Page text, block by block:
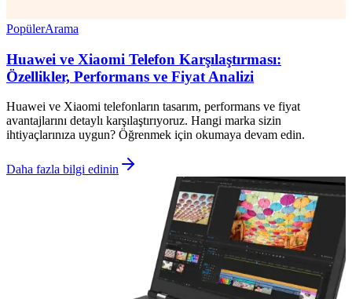
PopülerArama
Huawei ve Xiaomi Telefon Karşılaştırması:
Özellikler, Performans ve Fiyat Analizi
Huawei ve Xiaomi telefonların tasarım, performans ve fiyat
avantajlarını detaylı karşılaştırıyoruz. Hangi marka sizin
ihtiyaçlarınıza uygun? Öğrenmek için okumaya devam edin.
Daha fazla bilgi edinin